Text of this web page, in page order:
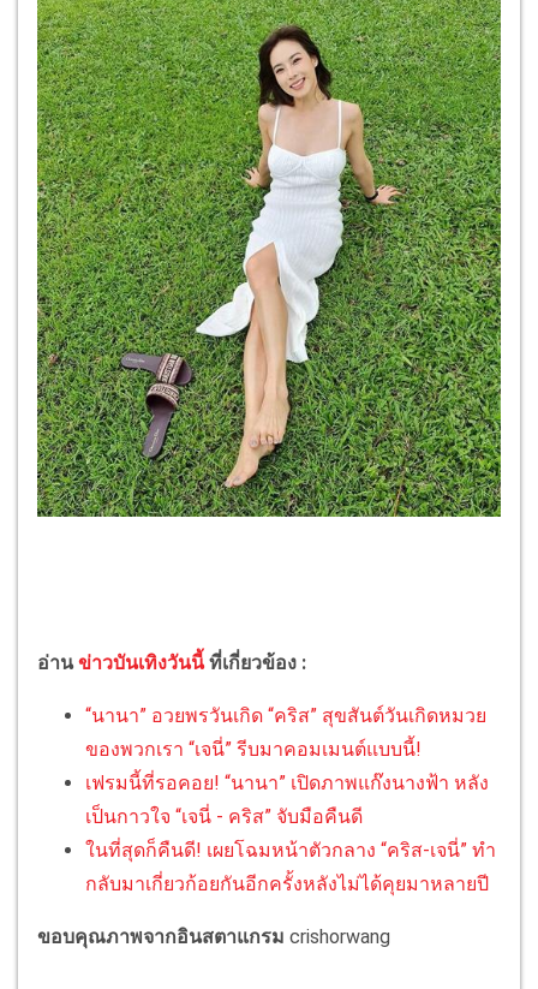
อ่านข่าวบันเทิงวันนี้ ที่เกี่ยวข้อง :
“นานา” อวยพรวันเกิด “คริส” สุขสันต์วันเกิดหมวย
ของพวกเรา “เจนี่” รีบมาคอมเมนต์แบบนี้!
เฟรมนี้ที่รอคอย! “นานา” เปิดภาพแก๊งนางฟ้า หลัง
เป็นกาวใจ “เจนี่ - คริส” จับมือคืนดี
ในที่สุดก็คืนดี! เผยโฉมหน้าตัวกลาง “คริส-เจนี่” ทำ
กลับมาเกี่ยวก้อยกันอีกครั้งหลังไม่ได้คุยมาหลายปี
ขอบคุณภาพจากอินสตาแกรม crishorwang